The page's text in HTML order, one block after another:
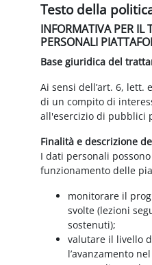
Testo della
INFORMATIVA PER IL
PERSONALI
Base giuridica del
Ai sensi dell’art. 6, lett.
di un compito di
all'esercizio di pubblici
Finalità e descrizione
I dati personali
funzionamento delle
monitorare il
svolte (lezioni
sostenuti);
valutare il livello
l’avanzamento